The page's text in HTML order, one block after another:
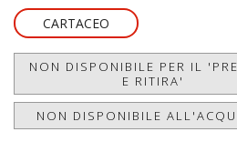
CARTACEO
NON DISPONIBILE PER IL
E RITIRA'
NON DISPONIBILE